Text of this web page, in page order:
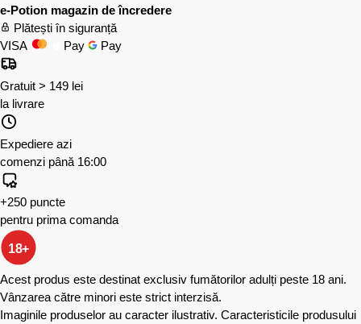
e-Potion magazin de încredere
Plătești în siguranță
VISA
Pay Pay
Gratuit > 149 lei
la livrare
Expediere azi
comenzi până 16:00
+250 puncte
pentru prima comanda
18+
Acest produs este destinat exclusiv fumătorilor adulți peste 18 ani.
Vânzarea către minori este strict interzisă.
Imaginile produselor au caracter ilustrativ. Caracteristicile produsului